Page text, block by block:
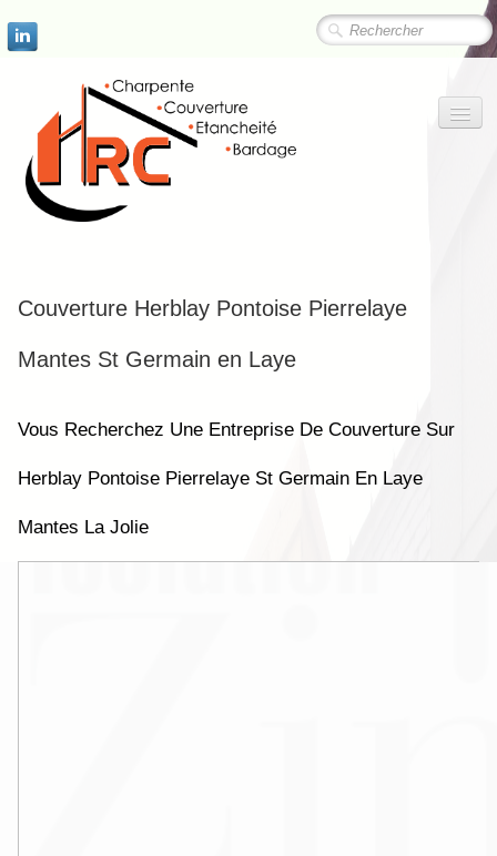
Couverture Herblay Pontoise Pierrelaye
Mantes St Germain en Laye
Vous Recherchez Une Entreprise De Couverture Sur
Herblay Pontoise Pierrelaye St Germain En Laye
Mantes La Jolie